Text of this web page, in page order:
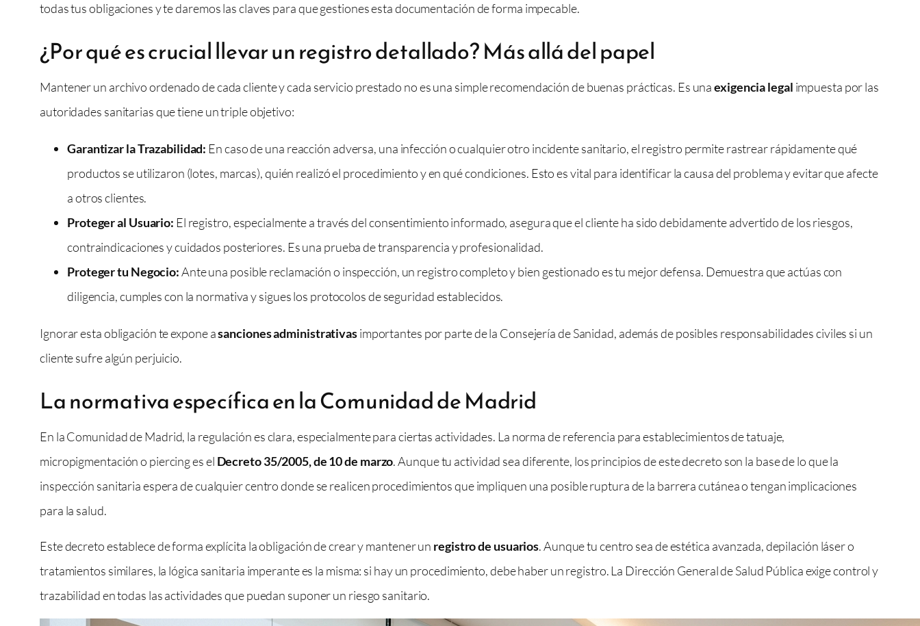
todas tus obligaciones y te daremos las claves para que gestiones esta documentación de forma impecable.
¿Por qué es crucial llevar un registro detallado? Más allá del papel
Mantener un archivo ordenado de cada cliente y cada servicio prestado no es una simple recomendación de buenas prácticas. Es unaexigencia legal impuesta por las
autoridades sanitarias que tiene un triple objetivo:
Garantizar la Trazabilidad: En caso de una reacción adversa, una infección o cualquier otro incidente sanitario, el registro permite rastrear rápidamente qué
productos se utilizaron (lotes, marcas), quién realizó el procedimiento y en qué condiciones. Esto es vital para identificar la causa del problema y evitar que afecte
a otros clientes.
Proteger al Usuario: El registro, especialmente a través del consentimiento informado, asegura que el cliente ha sido debidamente advertido de los riesgos,
contraindicaciones y cuidados posteriores. Es una prueba de transparencia y profesionalidad.
Proteger tu Negocio:Ante una posible reclamación o inspección, un registro completo y bien gestionado es tu mejor defensa. Demuestra que actúas con
diligencia, cumples con la normativa y sigues los protocolos de seguridad establecidos.
Ignorar esta obligación te expone asanciones administrativasimportantes por parte de la Consejería de Sanidad, además de posibles responsabilidades civiles si un
cliente sufre algún perjuicio.
La normativa específica en la Comunidad de Madrid
En la Comunidad de Madrid, la regulación es clara, especialmente para ciertas actividades. La norma de referencia para establecimientos de tatuaje,
micropigmentación o piercing es el Decreto 35/2005, de 10 de marzo. Aunque tu actividad sea diferente, los principios de este decreto son la base de lo que la
inspección sanitaria espera de cualquier centro donde se realicen procedimientos que impliquen una posible ruptura de la barrera cutánea o tengan implicaciones
para la salud.
Este decreto establece de forma explícita la obligación de crear y mantener un registro de usuarios. Aunque tu centro sea de estética avanzada, depilación láser o
tratamientos similares, la lógica sanitaria imperante es la misma: si hay un procedimiento, debe haber un registro. La Dirección General de Salud Pública exige control y
trazabilidad en todas las actividades que puedan suponer un riesgo sanitario.